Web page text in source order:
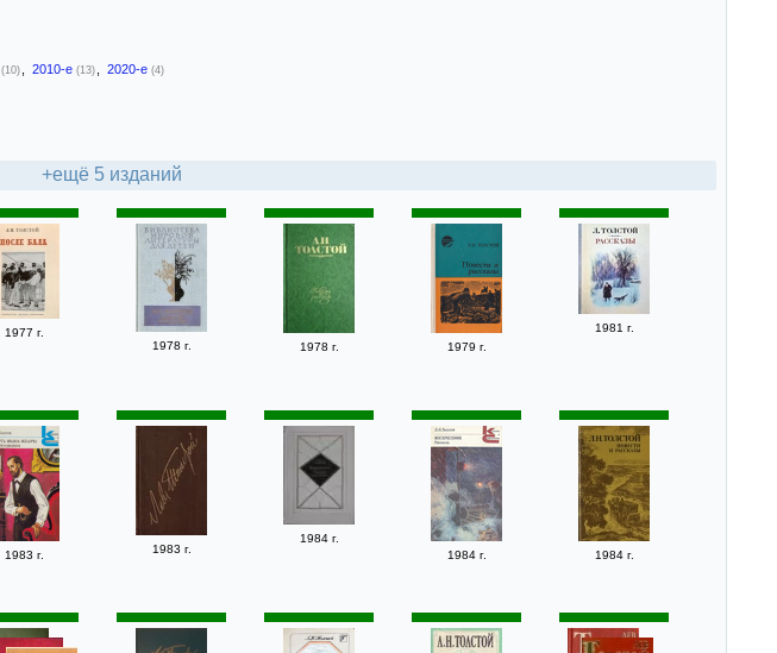
(10) 2010-е (13) 2020-е (4)
+ещё 5 изданий
1977 г.
1978 г.
1978 г. 1979 г.
1981 г.
1983 г.
1983 г.
1984 г.
1984 г.
1984 г.